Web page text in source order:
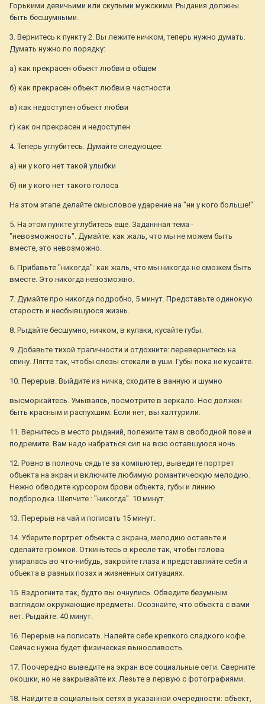
Горькими девичьими или скупыми мужскими. Рыдания должны
быть бесшумными.
3. Вернитесь к пункту 2. Вы лежите ничком, теперь нужно думать.
Думать нужно по порядку:
а) как прекрасен объект любви в общем
б) как прекрасен объект любви в частности
в) как недоступен объект любви
г) как он прекрасен и недоступен
4. Теперь углубитесь. Думайте следующее:
а) ни у кого нет такой улыбки
б) ни у кого нет такого голоса
На этом этапе делайте смысловое ударение на "ни у кого больше!"
5. На этом пункте углубитесь еще. Заданнная тема -
"невозможность". Думайте: как жаль, что мы не можем быть
вместе, это невозможно.
6. Прибавьте "никогда": как жаль, что мы никогда не сможем быть
вместе. Это никогда невозможно.
7. Думайте про никогда подробно, 5 минут. Представьте одинокую
старость и несбывшуюся жизнь.
8. Рыдайте бесшумно, ничком, в кулаки, кусайте губы.
9. Добавьте тихой трагичности и отдохните: перевернитесь на
спину. Лягте так, чтобы слезы стекали в уши. Губы пока не кусайте.
10. Перерыв. Выйдите из ничка, сходите в ванную и шумно
высморкайтесь. Умываясь, посмотрите в зеркало. Нос должен
быть красным и распухшим. Если нет, вы халтурили.
11. Вернитесь в место рыданий, полежите там в свободной позе и
подремите. Вам надо набраться сил на всю оставшуюся ночь.
12. Ровно в полночь сядьте за компьютер, выведите портрет
объекта на экран и включите любимую романтическую мелодию.
Нежно обводите курсором брови объекта, губы и линию
подбородка. Шепчите : "никогда". 10 минут.
13. Перерыв на чай и пописать 15 минут.
14. Уберите портрет объекта с экрана, мелодию оставьте и
сделайте громкой. Откиньтесь в кресле так, чтобы голова
упиралась во что-нибудь, закройте глаза и представляйте себя и
объекта в разных позах и жизненных ситуациях.
15. Вздрогните так, будто вы очнулись. Обведите безумным
взглядом окружающие предметы. Осознайте, что объекта с вами
нет. Рыдайте. 40 минут.
16. Перерыв на пописать. Налейте себе крепкого сладкого кофе.
Сейчас нужна будет физическая выносливость.
17. Поочередно выведите на экран все социальные сети. Сверните
окошки, но не закрывайте их. Лезьте в первую с фотографиями.
18. Найдите в социальных сетях в указанной очередности: объект,